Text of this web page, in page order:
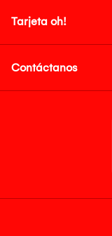
Tarjeta oh!
Contáctanos